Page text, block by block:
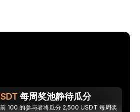
每周奖池静待瓜分
100 的参与者将瓜分 2,500 USDT 每周奖